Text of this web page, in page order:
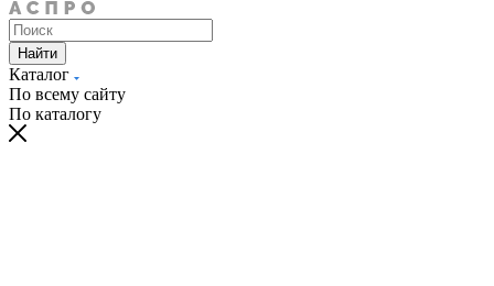
Найти
Каталог
По всему сайту
По каталогу